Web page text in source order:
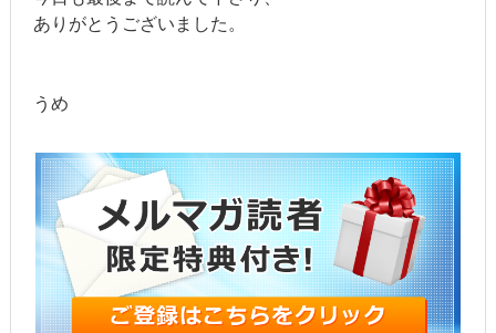
ありがとうございました。
うめ